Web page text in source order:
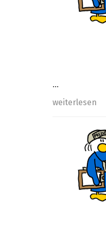
...
weiterlesen